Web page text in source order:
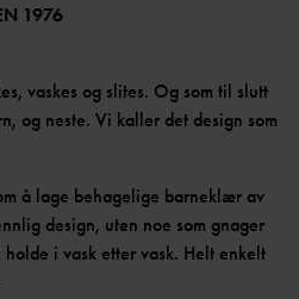
1976
vaskes og slites. Og som til slutt
og neste. Vi kaller det design som
å lage behagelige barneklær av
design, uten noe som gnager
holde i vask etter vask. Helt enkelt